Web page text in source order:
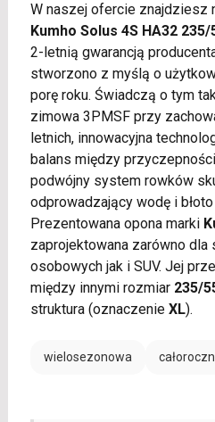
W naszej ofercie znajdziesz
Kumho Solus 4S HA32 235/
2-letnią gwarancją
stworzono z myślą o
porę roku. Świadczą o tym
zimowa 3PMSF przy
letnich, innowacyjna
balans między
podwójny system rowków
odprowadzający wodę i
Prezentowana opona marki
zaprojektowana zarówno dla
osobowych jak i SUV. Jej
między innymi rozmiar 235/
struktura (oznaczenie XL).
wielosezonowa